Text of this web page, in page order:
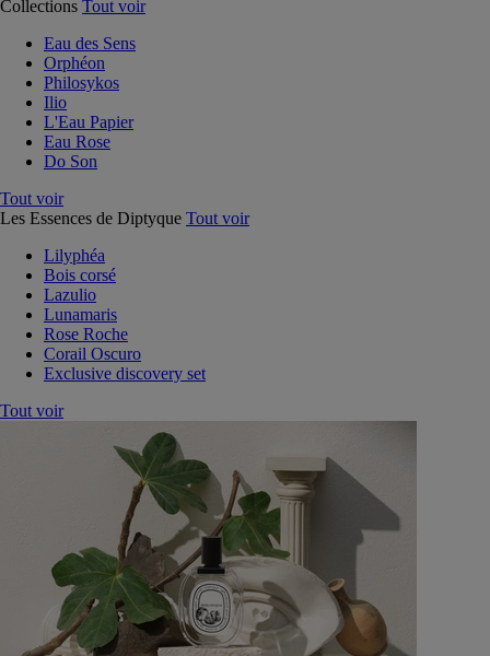
Collections Tout voir
Eau des Sens
Orphéon
Philosykos
Ilio
L'Eau Papier
Eau Rose
Do Son
Tout voir
Les Essences de Diptyque Tout voir
Lilyphéa
Bois corsé
Lazulio
Lunamaris
Rose Roche
Corail Oscuro
Exclusive discovery set
Tout voir